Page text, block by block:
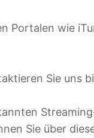
Portalen wie
Sie uns
Sie über